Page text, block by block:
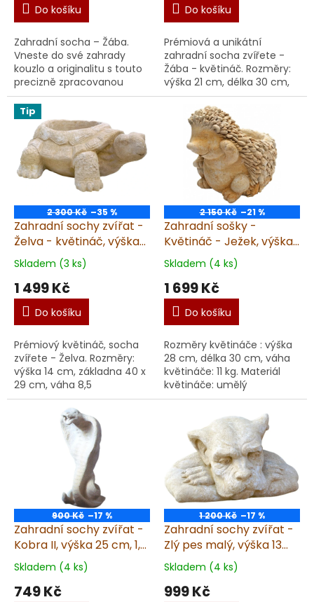
Do košíku
Zahradní socha – Žába.
Vneste do své zahrady
kouzlo a originalitu s touto
precizně zpracovanou
sochou, soškou žáby z
kvalitního umělého
pískovce. Ručně vyráběná
soch...
Do košíku
Prémiová a unikátní
zahradní socha zvířete -
Žába - květináč. Rozměry:
výška 21 cm, délka 30 cm,
váha 10 kg. Garantujeme
dodání v
nepoškozeném stavu.
Materiál: umělý...
Tip
2 300 Kč –35 %
Zahradní sochy zvířat -
Želva - květináč, výška
14 cm, 8,5 kg, pískovec
Skladem (3 ks)
1 499 Kč
Do košíku
Prémiový květináč, socha
zvířete - Želva. Rozměry:
výška 14 cm, základna 40 x
29 cm, váha 8,5
kg. Garantujeme dodání v
nepoškozeném stavu.
Materiál: umělý pískovec. ...
2 150 Kč –21 %
Zahradní sošky -
Květináč - Ježek, výška
28 cm, 11 kg, pískovec
Skladem (4 ks)
1 699 Kč
Do košíku
Rozměry květináče : výška
28 cm, délka 30 cm, váha
květináče: 11 kg. Materiál
květináče: umělý
pískovec. Doporučujeme
Květináč je vyroben v ČR z
900 Kč –17 %
Zahradní sochy zvířat -
Kobra II, výška 25 cm, 1,3
kg, pískovec
Skladem (4 ks)
749 Kč
1 200 Kč –17 %
Zahradní sochy zvířat -
Zlý pes malý, výška 13
cm, 5 kg, pískovec
Skladem (4 ks)
999 Kč